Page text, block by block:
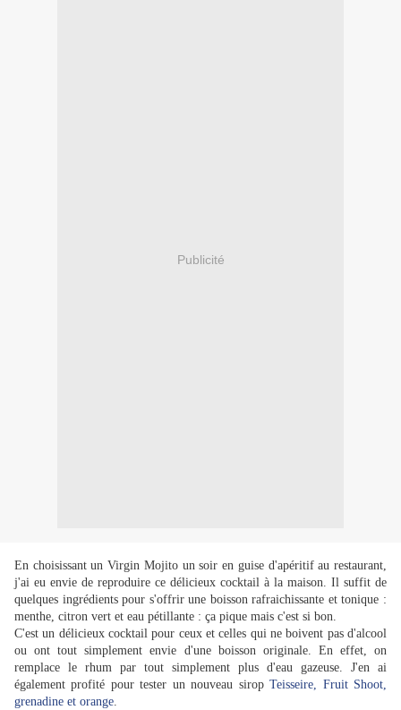
Publicité
En choisissant un Virgin Mojito un soir en guise d'apéritif au restaurant,
j'ai eu envie de reproduire ce délicieux cocktail à la maison. Il suffit de
quelques ingrédients pour s'offrir une boisson rafraichissante et tonique :
menthe, citron vert et eau pétillante : ça pique mais c'est si bon.
C'est un délicieux cocktail pour ceux et celles qui ne boivent pas d'alcool
ou ont tout simplement envie d'une boisson originale. En effet, on
remplace le rhum par tout simplement plus d'eau gazeuse. J'en ai
également profité pour tester un nouveau siropTeisseire, Fruit Shoot,
grenadine et orange.